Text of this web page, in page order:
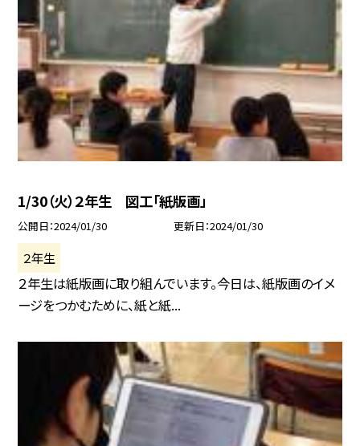
1/30（火）２年生 図工「紙版画」
公開日 2024/01/30 更新日 2024/01/30
２年生
２年生は紙版画に取り組んでいます。今日は、紙版画のイメ
ージをつかむために、紙と紙...